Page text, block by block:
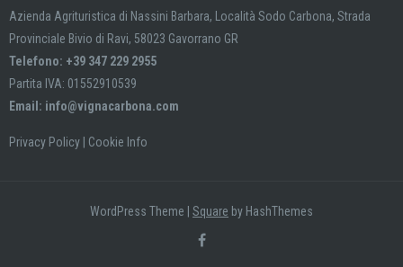
Azienda Agrituristica di Nassini Barbara, Località Sodo Carbona, Strada
Provinciale Bivio di Ravi, 58023 Gavorrano GR
Telefono: +39 347 229 2955
Partita IVA: 01552910539
Email: info@vignacarbona.com
Privacy Policy Cookie Info
WordPress Theme Square by HashThemes